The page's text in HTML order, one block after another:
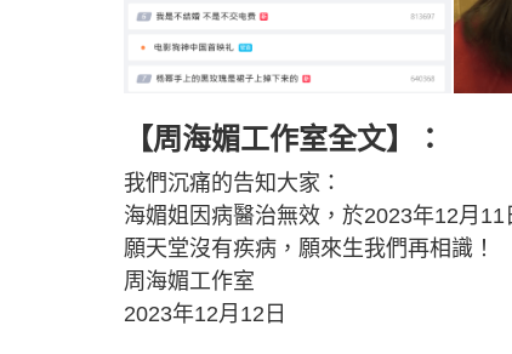
【周海媚工作室全文】：
我們沉痛的告知大家：
海媚姐因病醫治無效，於2023年12月11
願天堂沒有疾病，願來生我們再相識！
周海媚工作室
2023年12月12日